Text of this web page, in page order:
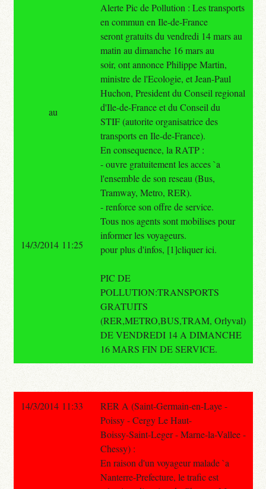
Alerte Pic de Pollution : Les transports
en commun en Ile-de-France
seront gratuits du vendredi 14 mars au
matin au dimanche 16 mars au
soir, ont annonce Philippe Martin,
ministre de l'Ecologie, et Jean-Paul
Huchon, President du Conseil regional
d'Ile-de-France et du Conseil du
STIF (autorite organisatrice des
transports en Ile-de-France).
En consequence, la RATP :
- ouvre gratuitement les acces `a
l'ensemble de son reseau (Bus,
Tramway, Metro, RER).
- renforce son offre de service.
Tous nos agents sont mobilises pour
informer les voyageurs.
pour plus d'infos, [1]cliquer ici.
PIC DE
POLLUTION:TRANSPORTS
GRATUITS
(RER,METRO,BUS,TRAM, Orlyval)
DE VENDREDI 14 A DIMANCHE
16 MARS FIN DE SERVICE.
au
14/3/2014 11:25
14/3/2014 11:33
RER A (Saint-Germain-en-Laye -
Poissy - Cergy Le Haut-
Boissy-Saint-Leger - Marne-la-Vallee -
Chessy) :
En raison d'un voyageur malade `a
Nanterre-Prefecture, le trafic est